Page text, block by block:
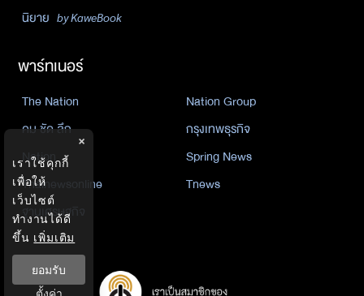
นิยาย by KaweBook
พาร์ทเนอร์
The Nation
Nation Group
คม ชัด ลึก
กรุงเทพธุรกิจ
Nation
Spring News
Thainewsonline
Tnews
ฐานเศรษฐกิจ
×
เราใช้คุกกี้
เพื่อให้
เว็บไซต์
ทำงานได้ดี
ขึ้น เพิ่มเติม
ยอมรับ